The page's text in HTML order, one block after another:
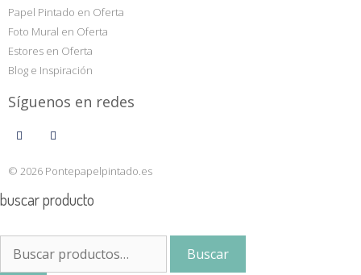
Papel Pintado en Oferta
Foto Mural en Oferta
Estores en Oferta
Blog e Inspiración
Síguenos en redes
© 2026 Pontepapelpintado.es
buscar producto
Buscar